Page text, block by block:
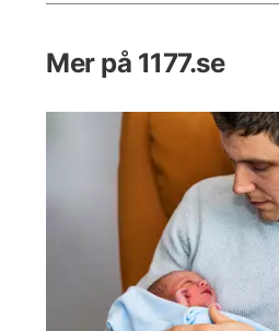
Mer på 1177.se